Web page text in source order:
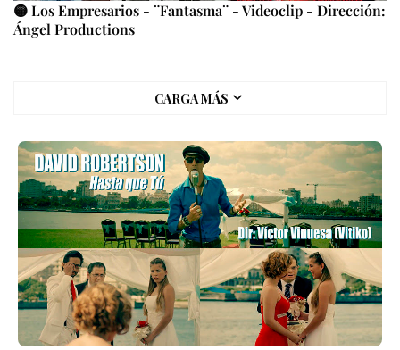
🟡 Los Empresarios - ¨Fantasma¨ - Videoclip - Dirección:
Ángel Productions
CARGA MÁS